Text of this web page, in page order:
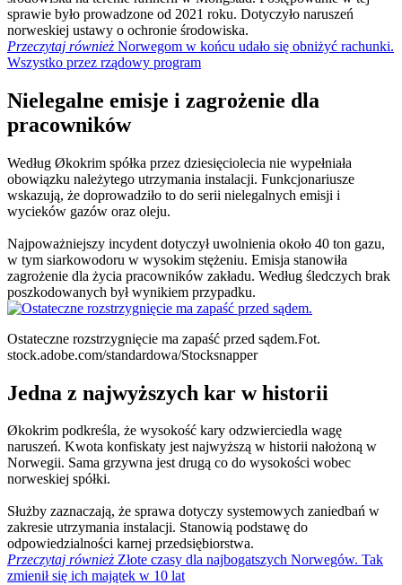
sprawie było prowadzone od 2021 roku. Dotyczyło naruszeń
norweskiej ustawy o ochronie środowiska.
Przeczytaj również Norwegom w końcu udało się obniżyć rachunki.
Wszystko przez rządowy program
Nielegalne emisje i zagrożenie dla
pracowników
Według Økokrim spółka przez dziesięciolecia nie wypełniała
obowiązku należytego utrzymania instalacji. Funkcjonariusze
wskazują, że doprowadziło to do serii nielegalnych emisji i
wycieków gazów oraz oleju.
Najpoważniejszy incydent dotyczył uwolnienia około 40 ton gazu,
w tym siarkowodoru w wysokim stężeniu. Emisja stanowiła
zagrożenie dla życia pracowników zakładu. Według śledczych brak
poszkodowanych był wynikiem przypadku.
Ostateczne rozstrzygnięcie ma zapaść przed sądem.Fot.
stock.adobe.com/standardowa/Stocksnapper
Jedna z najwyższych kar w historii
Økokrim podkreśla, że wysokość kary odzwierciedla wagę
naruszeń. Kwota konfiskaty jest najwyższą w historii nałożoną w
Norwegii. Sama grzywna jest drugą co do wysokości wobec
norweskiej spółki.
Służby zaznaczają, że sprawa dotyczy systemowych zaniedbań w
zakresie utrzymania instalacji. Stanowią podstawę do
odpowiedzialności karnej przedsiębiorstwa.
Przeczytaj również Złote czasy dla najbogatszych Norwegów. Tak
zmienił się ich majątek w 10 lat